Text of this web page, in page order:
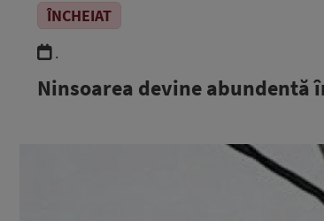
ÎNCHEIAT
.
Ninsoarea devine abundentă